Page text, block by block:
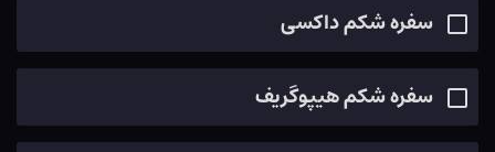
سفره شکم داکسی
سفره شکم هیپوگریف